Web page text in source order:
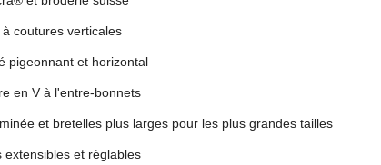
à coutures verticales
pigeonnant et horizontal
en V à l'entre-bonnets
et bretelles plus larges pour les plus grandes tailles
extensibles et réglables